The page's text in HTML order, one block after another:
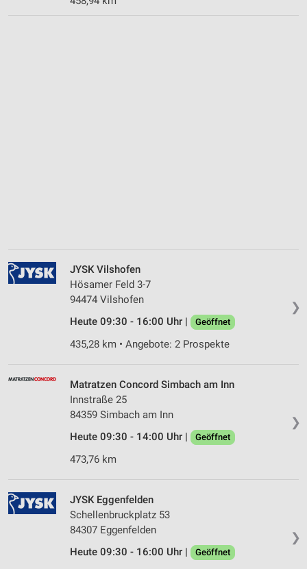
❯
JYSK Vilshofen
Hösamer Feld 3-7
94474 Vilshofen
Heute 09:30 - 16:00 Uhr |
Geöffnet
435,28 km • Angebote: 2 Prospekte
❯
Matratzen Concord Simbach am Inn
Innstraße 25
84359 Simbach am Inn
Heute 09:30 - 14:00 Uhr |
Geöffnet
473,76 km
❯
JYSK Eggenfelden
Schellenbruckplatz 53
84307 Eggenfelden
Heute 09:30 - 16:00 Uhr |
Geöffnet